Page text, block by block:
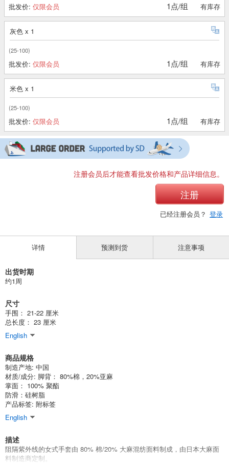
批发价: 仅限会员 1点/组 有库存
灰色 x 1
(25-100)
批发价: 仅限会员 1点/组 有库存
米色 x 1
(25-100)
批发价: 仅限会员 1点/组 有库存
注册会员后才能查看批发价格和产品详细信息。
注册
已经注册会员？ 登录
详情
出货时期
约1周
尺寸
手围： 21-22 厘米
总长度： 23 厘米
English
商品规格
制造产地: 中国
材质/成分: 脚背： 80%棉，20%亚麻
掌面： 100% 聚酯
防滑：硅树脂
产品标签: 附标签
English
描述
阻隔紫外线的女式手套由 80% 棉/20% 大麻混纺面料制成，由日本大麻面
料制造商定制。
预测到货 注意事项